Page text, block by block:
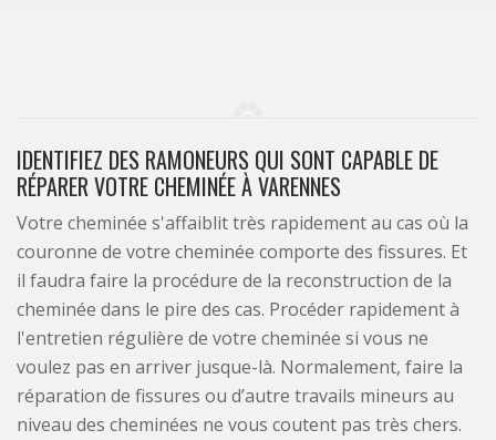
IDENTIFIEZ DES RAMONEURS QUI SONT CAPABLE DE
RÉPARER VOTRE CHEMINÉE À VARENNES
Votre cheminée s'affaiblit très rapidement au cas où la
couronne de votre cheminée comporte des fissures. Et
il faudra faire la procédure de la reconstruction de la
cheminée dans le pire des cas. Procéder rapidement à
l'entretien régulière de votre cheminée si vous ne
voulez pas en arriver jusque-là. Normalement, faire la
réparation de fissures ou d’autre travails mineurs au
niveau des cheminées ne vous coutent pas très chers.